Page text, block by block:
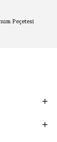
Peçetesi